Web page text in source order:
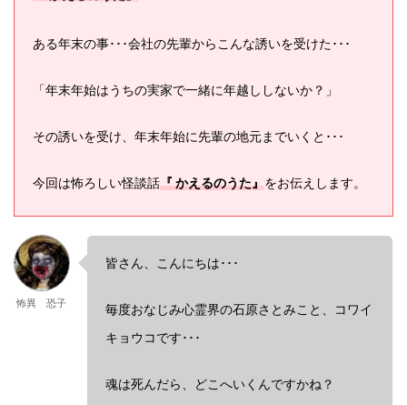
ある年末の事･･･会社の先輩からこんな誘いを受けた･･･
「年末年始はうちの実家で一緒に年越ししないか？」
その誘いを受け、年末年始に先輩の地元までいくと･･･
今回は怖ろしい怪談話『 かえるのうた』をお伝えします。
怖異 恐子
皆さん、こんにちは･･･
毎度おなじみ心霊界の石原さとみこと、コワイ
キョウコです･･･
魂は死んだら、どこへいくんですかね？